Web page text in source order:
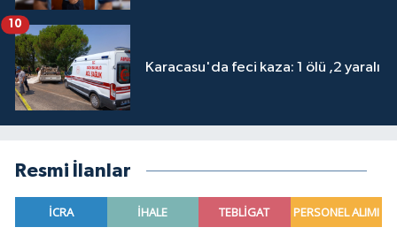
Karacasu'da feci kaza: 1 ölü ,2 yaralı
10
Resmi İlanlar